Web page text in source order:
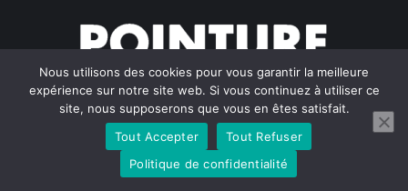
Facebook
Pinterest
© Pointure Chausseurs - 2020. Dream-Theme — truly
WordPress themes
Menu BAS
Nous utilisons des cookies pour vous garantir la meilleure
expérience sur notre site web. Si vous continuez à utiliser ce
site, nous supposerons que vous en êtes satisfait.
Tout Accepter
Tout Refuser
Politique de confidentialité